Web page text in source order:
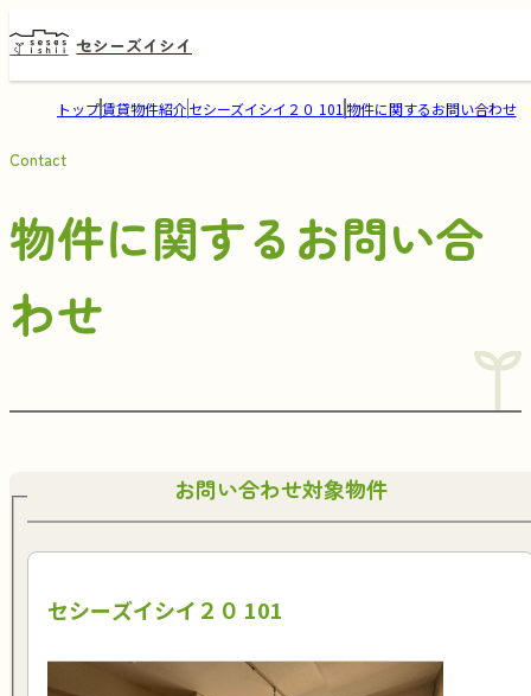
セシーズイシイ
トップ賃貸物件紹介セシーズイシイ２０ 101 物件に関するお問い合わせ
Contact
物件に関するお問い合
わせ
お問い合わせ対象物件
セシーズイシイ２０ 101